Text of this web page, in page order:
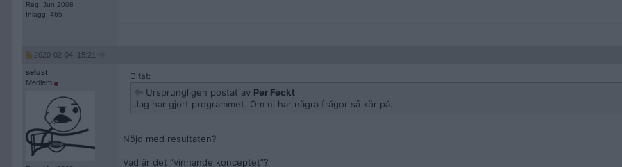
Reg: Jun 2008
Inlägg: 465
2020-02-04, 15:21
selust
Medlem
Citat:
Ursprungligen postat av Per Feckt
Jag har gjort programmet. Om ni har några frågor så kör på.
Nöjd med resultaten?
Vad är det ”vinnande konceptet”?